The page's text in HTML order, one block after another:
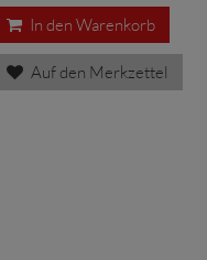
In den Warenkorb
Auf den Merkzettel